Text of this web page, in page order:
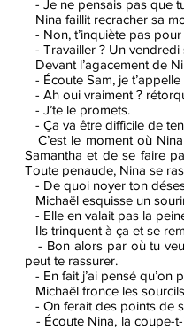
- Je ne pensais pas que
Nina faillit recracher sa
- Non, t’inquiète pas
- Travailler ? Un vendredi
Devant l’agacement de
- Écoute Sam, je
- Ah oui vraiment ?
- J’te le promets.
- Ça va être difficile de
C’est le moment où
Samantha et de se faire
Toute penaude, Nina se
- De quoi noyer ton
Michaël esquisse un
- Elle en valait pas la
Ils trinquent à ça et se
- Bon alors par où tu
peut te rassurer.
- En fait j’ai pensé qu’on
Michaël fronce les
- On ferait des points de
- Écoute Nina, la coupe-t-